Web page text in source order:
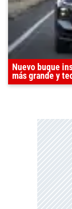
Nuevo buque
más grande y